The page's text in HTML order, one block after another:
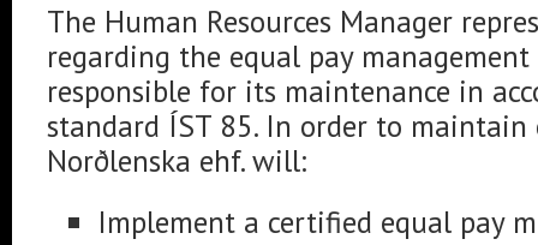
The Human Resources Manager
regarding the equal pay
responsible for its maintenance in
standard ÍST 85. In order to
Norðlenska ehf. will:
Implement a certified equal pay